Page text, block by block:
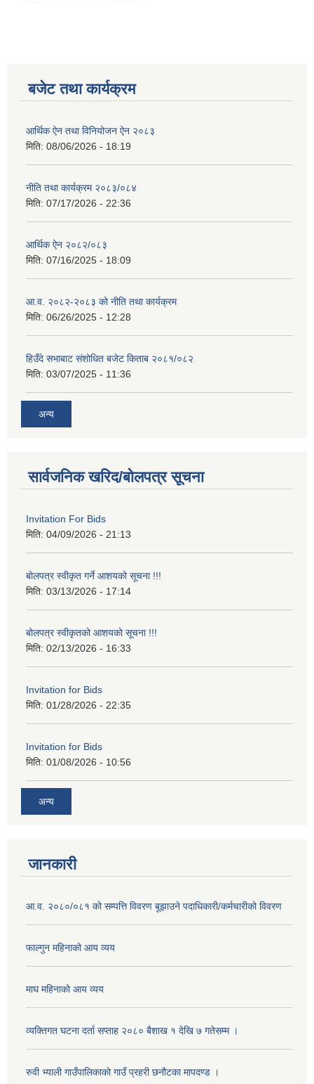
बजेट तथा कार्यक्रम
आर्थिक ऐन तथा विनियोजन ऐन २०८३
मिति: 08/06/2026 - 18:19
नीति तथा कार्यक्रम २०८३/०८४
मिति: 07/17/2026 - 22:36
आर्थिक ऐन २०८२/०८३
मिति: 07/16/2025 - 18:09
आ.व. २०८२-२०८३ को नीति तथा कार्यक्रम
मिति: 06/26/2025 - 12:28
हिउँदे सभाबाट संशोधित बजेट किताब २०८१/०८२
मिति: 03/07/2025 - 11:36
अन्य
सार्वजनिक खरिद/बोलपत्र सूचना
Invitation For Bids
मिति: 04/09/2026 - 21:13
बोलपत्र स्वीकृत गर्ने आशयको सूचना !!!
मिति: 03/13/2026 - 17:14
बोलपत्र स्वीकृतको आशयको सूचना !!!
मिति: 02/13/2026 - 16:33
Invitation for Bids
मिति: 01/28/2026 - 22:35
Invitation for Bids
मिति: 01/08/2026 - 10:56
अन्य
जानकारी
आ.व. २०८०/०८१ को सम्पत्ति विवरण बूझाउने पदाधिकारी/कर्मचारीको विवरण
फाल्गुन महिनाको आय व्यय
माघ महिनाको आय व्यय
व्यक्तिगत घटना दर्ता सप्ताह २०८० बैशाख १ देखि ७ गतेसम्म ।
रुवी भ्याली गाउँपालिकाको गाउँ प्रहरी छनौटका मापदण्ड ।